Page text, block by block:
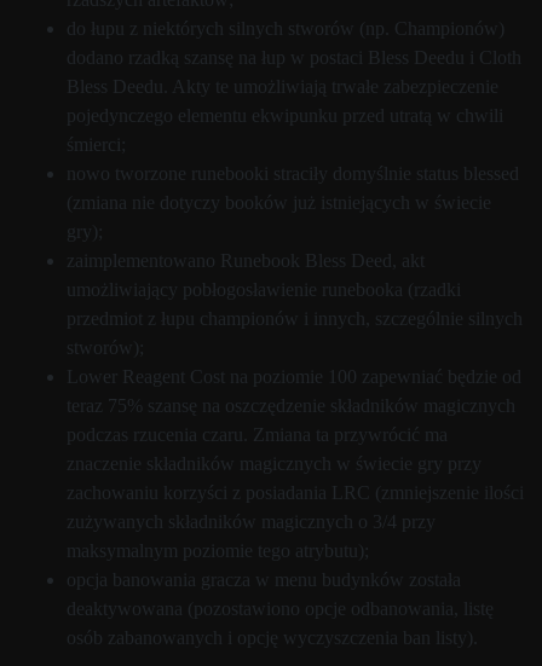
do łupu z niektórych silnych stworów (np. Championów)
dodano rzadką szansę na łup w postaci Bless Deedu i Cloth
Bless Deedu. Akty te umożliwiają trwałe zabezpieczenie
pojedynczego elementu ekwipunku przed utratą w chwili
śmierci;
nowo tworzone runebooki straciły domyślnie status blessed
(zmiana nie dotyczy booków już istniejących w świecie
gry);
zaimplementowano Runebook Bless Deed, akt
umożliwiający pobłogosławienie runebooka (rzadki
przedmiot z łupu championów i innych, szczególnie silnych
stworów);
Lower Reagent Cost na poziomie 100 zapewniać będzie od
teraz 75% szansę na oszczędzenie składników magicznych
podczas rzucenia czaru. Zmiana ta przywrócić ma
znaczenie składników magicznych w świecie gry przy
zachowaniu korzyści z posiadania LRC (zmniejszenie ilości
zużywanych składników magicznych o 3/4 przy
maksymalnym poziomie tego atrybutu);
opcja banowania gracza w menu budynków została
deaktywowana (pozostawiono opcje odbanowania, listę
osób zabanowanych i opcję wyczyszczenia ban listy).